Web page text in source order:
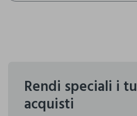
Rendi speciali i
acquisti